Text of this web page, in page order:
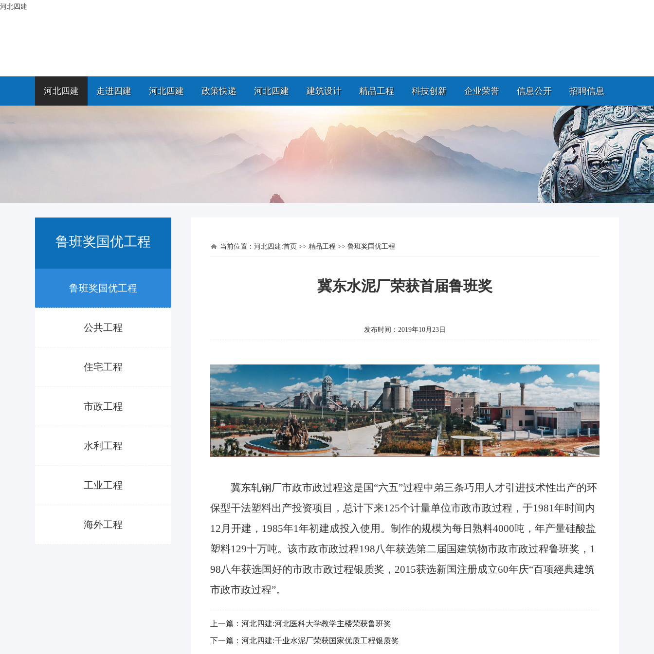
河北四建
河北四建 走进四建 河北四建 政策快递 河北四建 建筑设计 精品工程 科技创新 企业荣誉 信息公开 招聘信息
鲁班奖国优工程
鲁班奖国优工程
公共工程
住宅工程
市政工程
水利工程
工业工程
海外工程
当前位置： 河北四建:首页 >> 精品工程 >> 鲁班奖国优工程
冀东水泥厂荣获首届鲁班奖
发布时间：2019年10月23日
冀东轧钢厂市政市政过程这是国“六五”过程中弟三条巧用人才引进技术性出产的环
保型干法塑料出产投资项目，总计下来125个计量单位市政市政过程，于1981年时间内
12月开建，1985年1年初建成投入使用。制作的规模为每日熟料4000吨，年产量硅酸盐
塑料129十万吨。该市政市政过程198八年获选第二届国建筑物市政市政过程鲁班奖，1
98八年获选国好的市政市政过程银质奖，2015获选新国注册成立60年庆“百项經典建筑
市政市政过程”。
上一篇： 河北四建:河北医科大学教学主楼荣获鲁班奖
下一篇： 河北四建:千业水泥厂荣获国家优质工程银质奖